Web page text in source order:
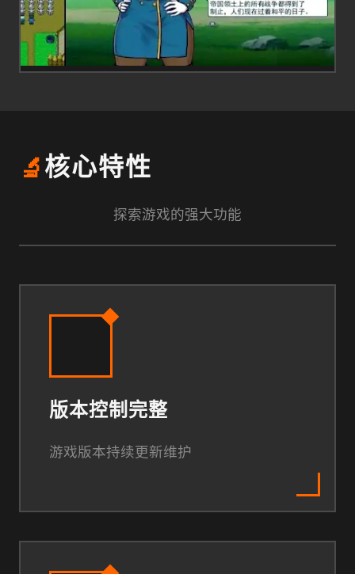
🔬核心特性
探索游戏的强大功能
版本控制完整
游戏版本持续更新维护